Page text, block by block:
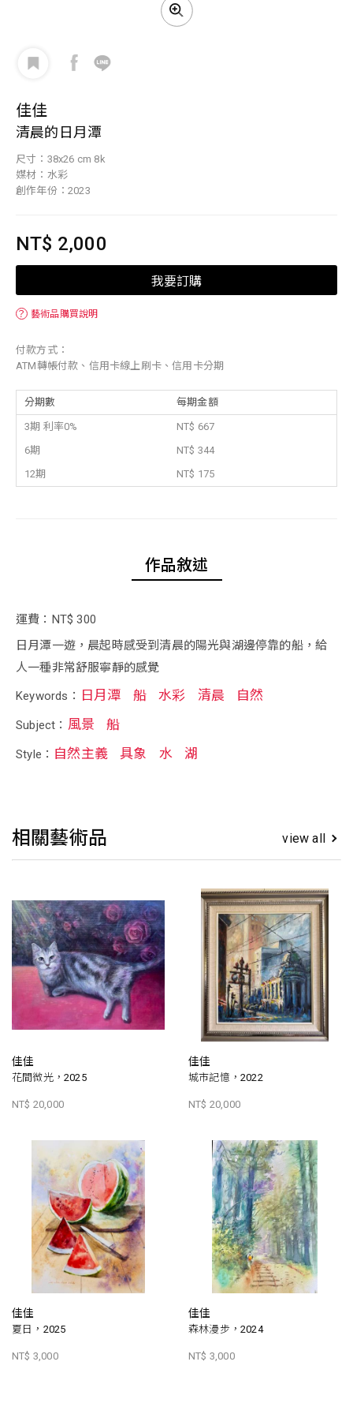
佳佳
清晨的日月潭
尺寸：38x26 cm 8k
媒材：水彩
創作年份：2023
NT$ 2,000
我要訂購
？ 藝術品購買說明
付款方式：
ATM轉帳付款、信用卡線上刷卡、信用卡分期
分期數 每期金額
3期 利率0%
NT$ 667
6期
NT$ 344
12期
NT$ 175
作品敘述
運費：NT$ 300
日月潭一遊，晨起時感受到清晨的陽光與湖邊停靠的船，給
人一種非常舒服寧靜的感覺
Keywords：
日月潭 船 水彩 清晨 自然
Subject： 風景 船
Style： 自然主義 具象 水 湖
相關藝術品 view all
佳佳
花間微光，2025
NT$ 20,000
佳佳
城市記憶，2022
NT$ 20,000
佳佳
夏日，2025
NT$ 3,000
佳佳
森林漫步，2024
NT$ 3,000